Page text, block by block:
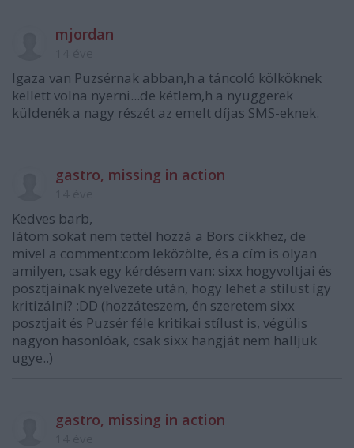
mjordan
Igaza van Puzsérnak abban,h a táncoló kölköknek
kellett volna nyerni...de kétlem,h a nyuggerek
küldenék a nagy részét az emelt díjas SMS-eknek.
gastro, missing in action
Kedves barb,
látom sokat nem tettél hozzá a Bors cikkhez, de
mivel a comment:com leközölte, és a cím is olyan
amilyen, csak egy kérdésem van: sixx hogyvoltjai és
posztjainak nyelvezete után, hogy lehet a stílust így
kritizálni? :DD (hozzáteszem, én szeretem sixx
posztjait és Puzsér féle kritikai stílust is, végülis
nagyon hasonlóak, csak sixx hangját nem halljuk
ugye..)
gastro, missing in action